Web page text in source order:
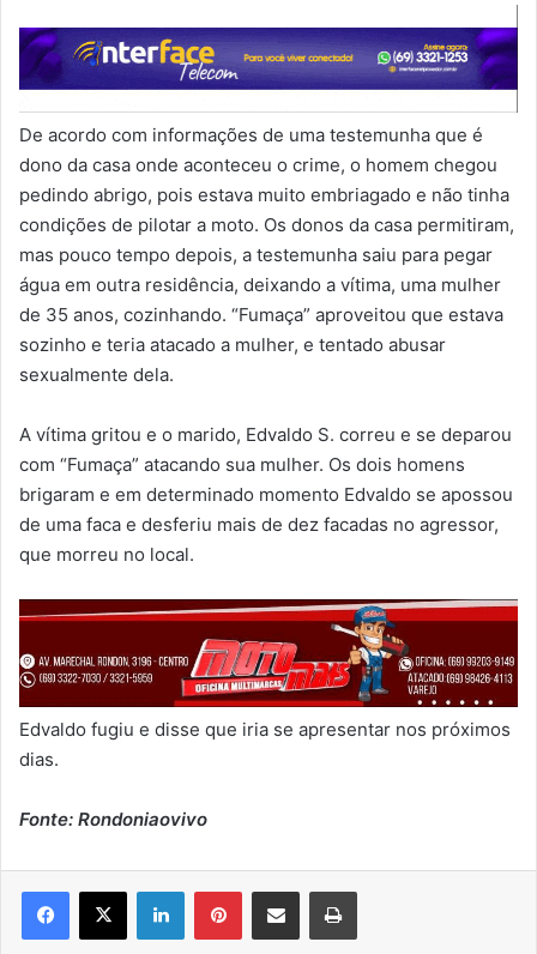
De acordo com informações de uma testemunha que é
dono da casa onde aconteceu o crime, o homem chegou
pedindo abrigo, pois estava muito embriagado e não tinha
condições de pilotar a moto. Os donos da casa permitiram,
mas pouco tempo depois, a testemunha saiu para pegar
água em outra residência, deixando a vítima, uma mulher
de 35 anos, cozinhando. “Fumaça” aproveitou que estava
sozinho e teria atacado a mulher, e tentado abusar
sexualmente dela.
A vítima gritou e o marido, Edvaldo S. correu e se deparou
com “Fumaça” atacando sua mulher. Os dois homens
brigaram e em determinado momento Edvaldo se apossou
de uma faca e desferiu mais de dez facadas no agressor,
que morreu no local.
Edvaldo fugiu e disse que iria se apresentar nos próximos
dias.
Fonte: Rondoniaovivo